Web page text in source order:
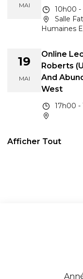
MAI
10h00 -
Salle
Humaines
19
MAI
Online
Roberts
And
West
17h00 -
Afficher Tout